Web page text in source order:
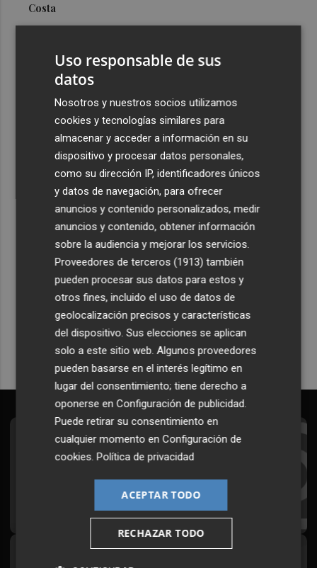
Costa
San Javier da viabilidad al nuevo contrato del transporte
324 habitaciones
Estos son los estrenos que abren la cartelera en agosto:
de la comedia 'El último mono' a una nueva entrega de
'La Patrulla Canina'
Recibe toda la actualidad de
Plaza Podcast en tu correo
Quiero suscribirme
Suscríbete al Boletín
¡Quiero suscribirme!
Uso responsable de sus
datos
Nosotros y nuestros socios utilizamos
cookies y tecnologías similares para
almacenar y acceder a información en su
dispositivo y procesar datos personales,
como su dirección IP, identificadores únicos
y datos de navegación, para ofrecer
anuncios y contenido personalizados, medir
anuncios y contenido, obtener información
sobre la audiencia y mejorar los servicios.
Proveedores de terceros (1913) también
pueden procesar sus datos para estos y
otros fines, incluido el uso de datos de
geolocalización precisos y características
del dispositivo. Sus elecciones se aplican
solo a este sitio web. Algunos proveedores
pueden basarse en el interés legítimo en
lugar del consentimiento; tiene derecho a
oponerse enConfiguración de publicidad.
Puede retirar su consentimiento en
cualquier momento enConfiguración de
cookies.Política de privacidad
ACEPTAR TODO
RECHAZAR TODO